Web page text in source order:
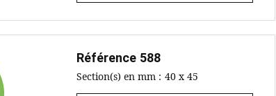
Référence 588
Section(s) en mm : 40 x 45